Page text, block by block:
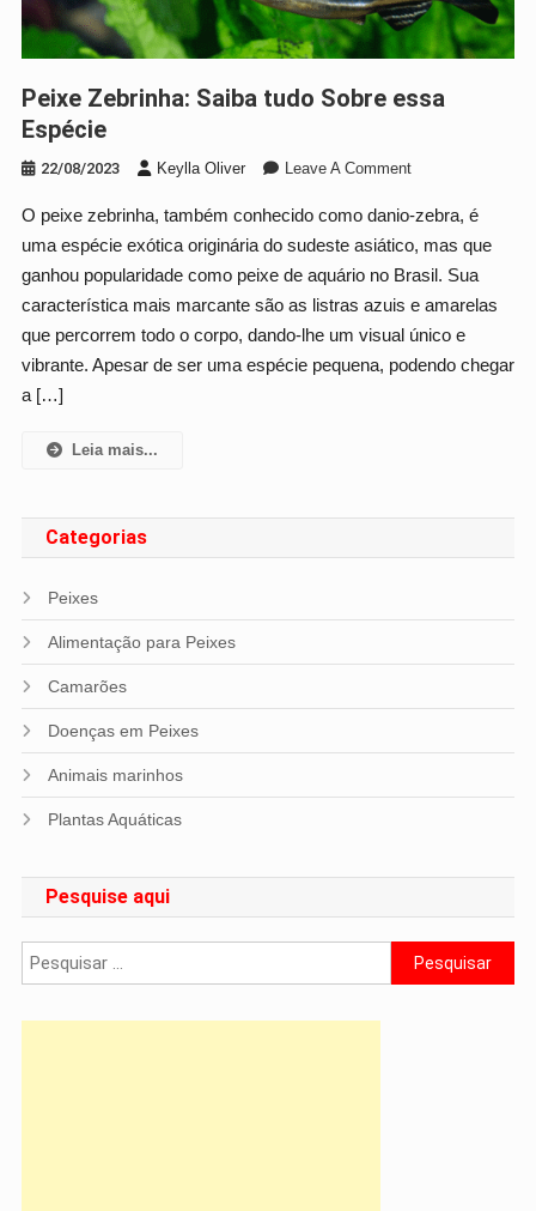
Peixe Zebrinha: Saiba tudo Sobre essa
Espécie
22/08/2023 Keylla Oliver Leave A CommentOn
Zebrinha:
Saiba
Tudo
Sobre
Essa
O peixe zebrinha, também conhecido como danio-zebra, é
uma espécie exótica originária do sudeste asiático, mas que
ganhou popularidade como peixe de aquário no Brasil. Sua
característica mais marcante são as listras azuis e amarelas
que percorrem todo o corpo, dando-lhe um visual único e
vibrante. Apesar de ser uma espécie pequena, podendo chegar
a […]
Leia mais...
Categorias
Peixes
Alimentação para Peixes
Camarões
Doenças em Peixes
Animais marinhos
Plantas Aquáticas
Pesquise aqui
Pesquisar
por: